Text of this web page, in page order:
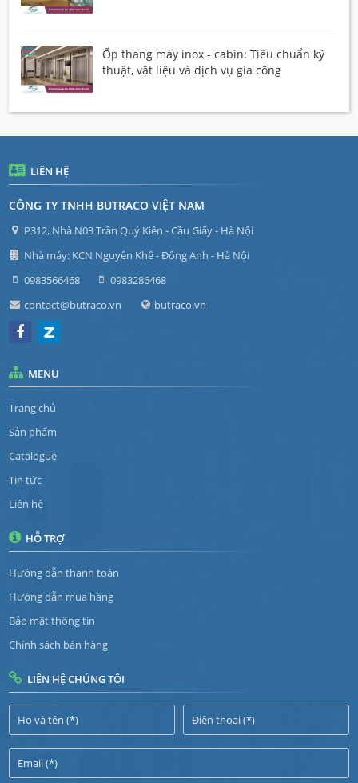
Ốp thang máy inox - cabin: Tiêu chuẩn kỹ
thuật, vật liệu và dịch vụ gia công
LIÊN HỆ
CÔNG TY TNHH BUTRACO VIỆT NAM
P312, Nhà N03 Trần Quý Kiên - Cầu Giấy - Hà Nội
Nhà máy: KCN Nguyên Khê - Đông Anh - Hà Nội
0983566468
0983286468
contact@butraco.vn
butraco.vn
MENU
Trang chủ
Sản phẩm
Catalogue
Tin tức
Liên hệ
HỖ TRỢ
Hướng dẫn thanh toán
Hướng dẫn mua hàng
Bảo mật thông tin
Chính sách bán hàng
LIÊN HỆ CHÚNG TÔI